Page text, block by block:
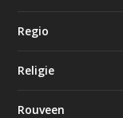
Regio
Religie
Rouveen